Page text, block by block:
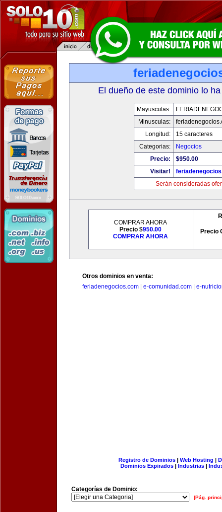
El dueño de este dominio lo
Mayusculas:
Minusculas:
Longitud:
15 caracteres
Categorias:
Negocios
Precio:
$950.00
Visitar!
Serán consideradas
COMPRAR AHORA
Precio $950.00
COMPRAR AHORA
Precio
Otros dominios en venta:
feriadenegocios.com
e-comunidad.com e-
Registro de Dominios| Web Hosting |
Dominios Expirados | Industrias |
Categorías de Dominio:
[Pág.